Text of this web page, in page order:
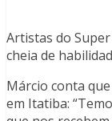
Artistas do
cheia de
Márcio conta
em Itatiba: